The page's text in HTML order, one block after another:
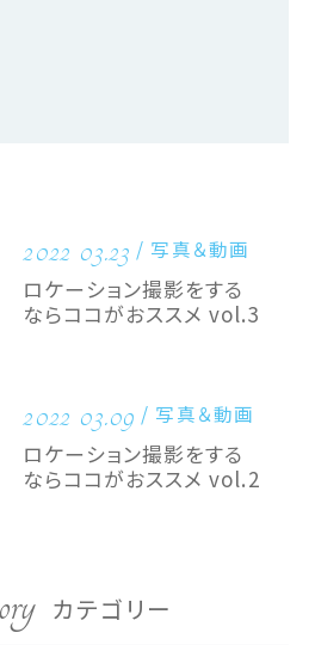
2022 03.23 写真＆動画
ロケーション撮影をする
ならココがおススメ vol.3
2022 03.09 写真＆動画
ロケーション撮影をする
ならココがおススメ vol.2
カテゴリー